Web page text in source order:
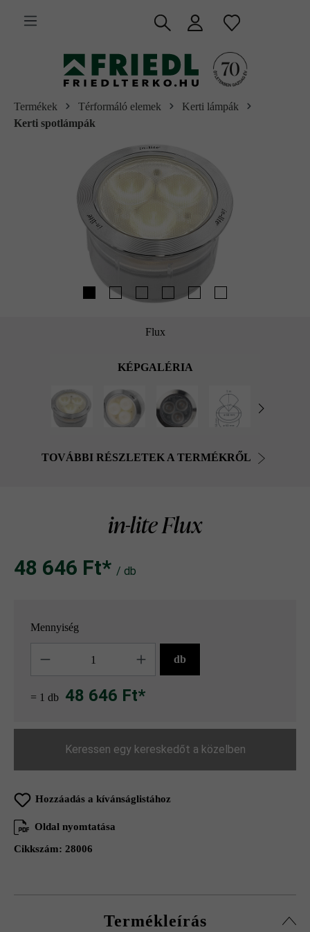
tartalomra
Termékek Térformáló elemek
Kerti lámpák
Kerti spotlámpák
Flux
KÉPGALÉRIA
TOVÁBBI RÉSZLETEK A TERMÉKRŐL
in-lite Flux
48 646 Ft‎‎‎* / db
Mennyiség
db
= 1 db 48 646 Ft*
Keressen egy kereskedőt a közelben
Hozzáadás a kívánságlistához
Oldal nyomtatása
Cikkszám: 28006
Termékleírás